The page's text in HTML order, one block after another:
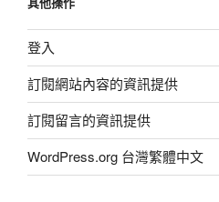
登入
訂閱網站內容的資訊提供
訂閱留言的資訊提供
WordPress.org 台灣繁體中文